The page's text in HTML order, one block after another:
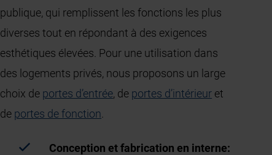
publique, qui remplissent les fonctions les plus
diverses tout en répondant à des exigences
esthétiques élevées. Pour une utilisation dans
des logements privés, nous proposons un large
choix de portes d’entrée, de portes d’intérieur et
de portes de fonction
Conception et fabrication en interne: